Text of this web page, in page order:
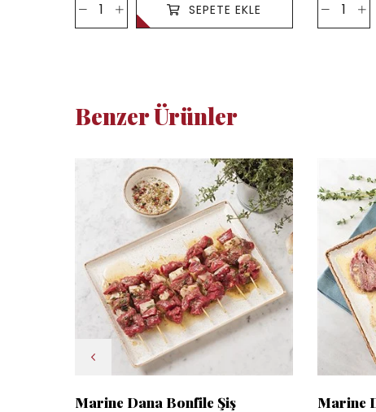
SEPETE EKLE
Benzer Ürünler
Marine Dana Bonfile Şiş Marine